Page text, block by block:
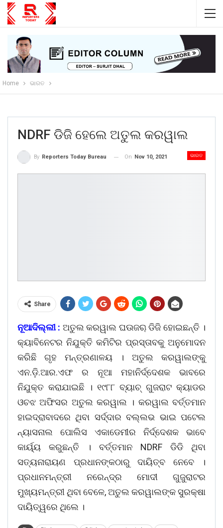
Home ଭାରତ
NDRF ଡିଜି ହେଲେ ଅତୁଲ କରୱାଲ
ଭାରତ
By Reporters Today Bureau On Nov 10, 2021
Share
ନୂଆଦିଲ୍ଲୀ : ଅତୁଲ କରୱାଲ ଘଊଜୠ ଡିଜି ହୋଇଛନ୍ତି ।
କ୍ୟାବିନେଟର ନିଯୁକ୍ତି କମିଟିର ପ୍ରସ୍ତାବକୁ ଅନୁମୋଦନ
କରିଛି ଗୃହ ମନ୍ତ୍ରଣାଳୟ । ଅତୁଲ କରୱାଲଙ୍କୁ
ଏନ.ଡ଼ି.ଆର.ଏଫ ର ନୂଆ ମହାନିର୍ଦ୍ଦେଶକ ଭାବରେ
ନିଯୁକ୍ତ କରାଯାଇଛି । ୧୯୮୮ ବ୍ୟାଚ୍ ଗୁଜରାଟ କ୍ୟାଡର
ଓଚଝ ଅଫିସର ଅତୁଲ କରୱାଲ । କରୱାଲ ବର୍ତ୍ତମାନ
ହାଇଦ୍ରାବାଦରେ ଥିବା ସର୍ଦ୍ଦାର ବଲ୍ଲଭ ଭାଇ ପଟେଲ
ନ୍ୟାସନାଲ ପୋଲିସ ଏକାଡେମୀର ନିର୍ଦ୍ଦେଶକ ଭାବେ
କାର୍ୟ୍ୟ କରୁଛନ୍ତି । ବର୍ତ୍ତମାନ NDRF ଡିଡି ଥିବା
ସତ୍ୟନାରାୟଣ ପ୍ରଧାନଙ୍କଠାରୁ ଦାୟିତ୍ବ ନେବେ ।
ପ୍ରଧାନମନ୍ତ୍ରୀ ନରେନ୍ଦ୍ର ମୋଦୀ ଗୁଜୁରାଟର
ମୁଖ୍ୟମନ୍ତ୍ରୀ ଥିବା ବେଳେ, ଅତୁଲ କରୱାଲଙ୍କ ସୁରକ୍ଷା
ଦାୟିତ୍ୱରେ ଥିଲେ ।